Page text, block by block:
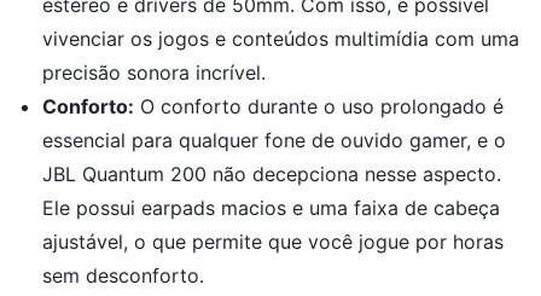
estéreo e drivers de 50mm. Com isso, é possível
vivenciar os jogos e conteúdos multimídia com uma
precisão sonora incrível.
Conforto: O conforto durante o uso prolongado é
essencial para qualquer fone de ouvido gamer, e o
JBL Quantum 200 não decepciona nesse aspecto.
Ele possui earpads macios e uma faixa de cabeça
ajustável, o que permite que você jogue por horas
sem desconforto.